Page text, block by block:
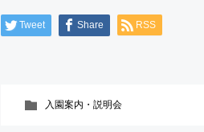
Tweet Share RSS
入園案内・説明会